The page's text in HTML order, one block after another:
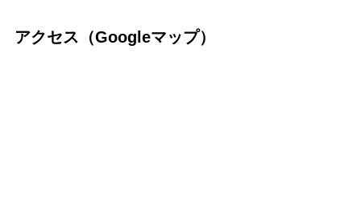
アクセス（Googleマップ）